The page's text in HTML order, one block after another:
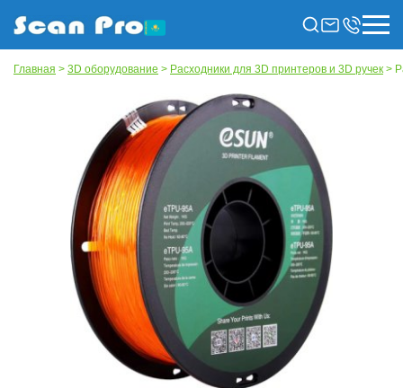
Главная > 3D оборудование > Расходники для 3D принтеров и 3D ручек >